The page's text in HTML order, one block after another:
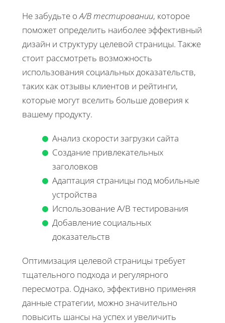
Не забудьте оA/B тестировании, которое
поможет определить наиболее эффективный
дизайн и структуру целевой страницы. Также
стоит рассмотреть возможность
использования социальных доказательств,
таких как отзывы клиентов и рейтинги,
которые могут вселить больше доверия к
вашему продукту.
Анализ скорости загрузки сайта
Создание привлекательных
заголовков
Адаптация страницы под мобильные
устройства
Использование A/B тестирования
Добавление социальных
доказательств
Оптимизация целевой страницы требует
тщательного подхода и регулярного
пересмотра. Однако, эффективно применяя
данные стратегии, можно значительно
повысить шансы на успех и увеличить